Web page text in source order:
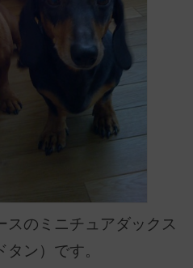
スのミニチュアダックス
ン）です。